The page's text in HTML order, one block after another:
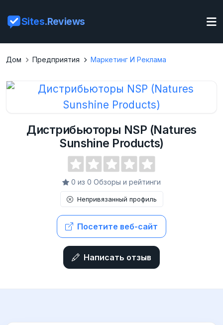
Sites.Reviews
Дом Предприятия Маркетинг И Реклама
Дистрибьюторы NSP (Natures
Sunshine Products)
0 из 0 Обзоры и рейтинги
Непривязанный профиль
Посетите веб-сайт
Написать отзыв